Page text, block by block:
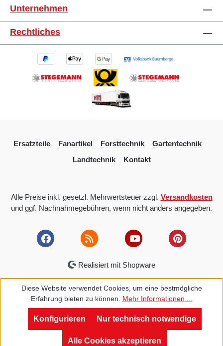
Unternehmen
Rechtliches
Ersatzteile Fanartikel Forsttechnik
Gartentechnik
Landtechnik
Kontakt
Alle Preise inkl. gesetzl. Mehrwertsteuer zzgl. Versandkosten
und ggf. Nachnahmegebühren, wenn nicht anders angegeben.
Realisiert mit Shopware
Diese Website verwendet Cookies, um eine bestmögliche
Erfahrung bieten zu können. Mehr Informationen ...
Nur technisch notwendige
Konfigurieren
Alle Cookies akzeptieren